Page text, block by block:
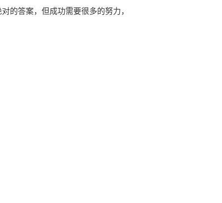
的答案，但成功需要很多的努力，